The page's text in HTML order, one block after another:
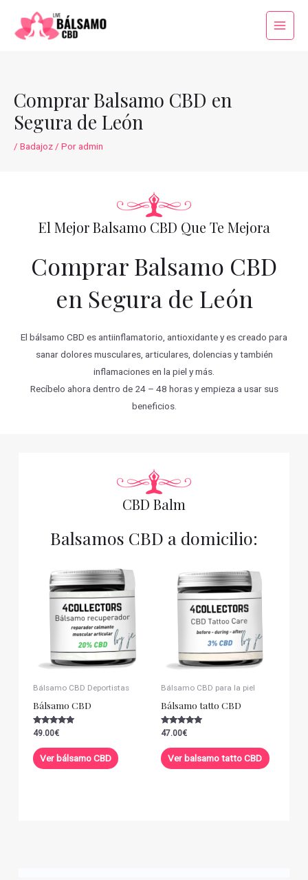
contenido
Main
Comprar Balsamo CBD en
Segura de León
/ Badajoz / Poradmin
El Mejor Balsamo CBD Que Te Mejora
Comprar Balsamo CBD
en Segura de León
El bálsamo CBD es antiinflamatorio, antioxidante y es creado para
sanar dolores musculares, articulares, dolencias y también
inflamaciones en la piel y más.
Recíbelo ahora dentro de 24 – 48 horas y empieza a usar sus
beneficios.
CBD Balm
Balsamos CBD a domicilio:
Bálsamo CBD Deportistas
Bálsamo CBD
Valorado con
de 5
49.00€
Ver bálsamo CBD
Bálsamo CBD para la piel
Bálsamo tatto CBD
Valorado con
de 5
47.00€
Ver balsamo tatto CBD